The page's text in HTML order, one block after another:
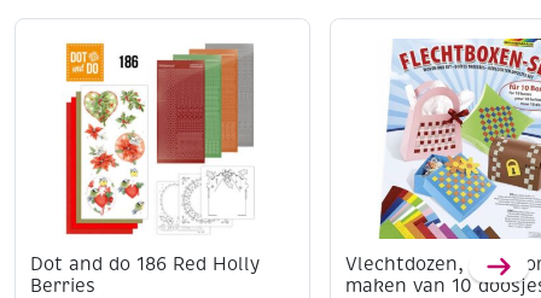
Dot and do 186 Red Holly
Berries
Vlechtdozen, set
maken van 10